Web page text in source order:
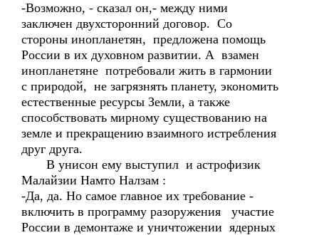
-Возможно, - сказал он,- между ними
заключен двухсторонний договор. Со
стороны инопланетян, предложена помощь
России в их духовном развитии. А взамен
инопланетяне потребовали жить в гармонии
с природой, не загрязнять планету, экономить
естественные ресурсы Земли, а также
способствовать мирному существованию на
земле и прекращению взаимного истребления
друг друга.
В унисон ему выступил и астрофизик
Малайзии Намто Налзам :
-Да, да. Но самое главное их требование -
включить в программу разоружения участие
России в демонтаже и уничтожении ядерных